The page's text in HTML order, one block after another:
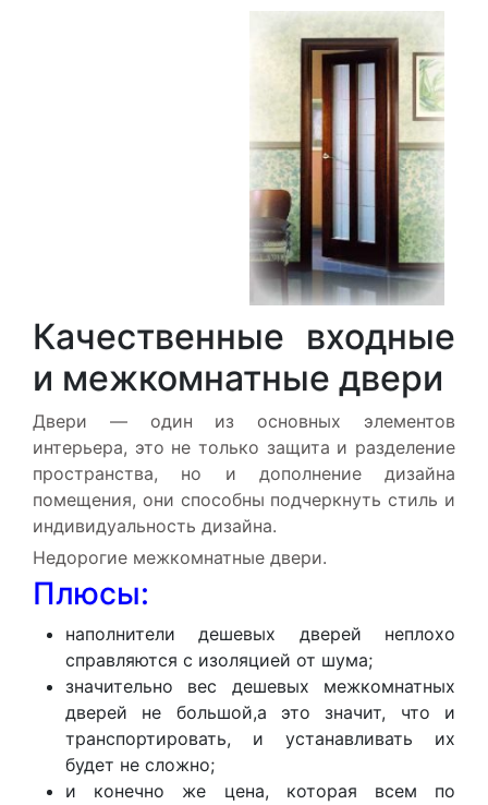
Качественные входные
и межкомнатные двери
Двери — один из основных элементов
интерьера, это не только защита и разделение
пространства, но и дополнение дизайна
помещения, они способны подчеркнуть стиль и
индивидуальность дизайна.
Недорогие межкомнатные двери.
Плюсы:
наполнители дешевых дверей неплохо
справляются с изоляцией от шума;
значительно вес дешевых межкомнатных
дверей не большой,а это значит, что и
транспортировать, и устанавливать их
будет не сложно;
и конечно же цена, которая всем по